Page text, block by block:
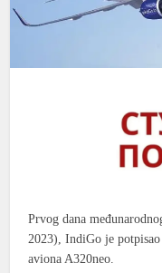
Prvog dana
2023), IndiGo je
aviona A320neo.